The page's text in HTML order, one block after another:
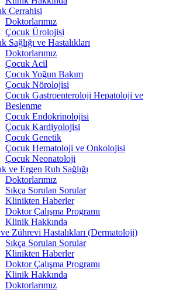
Cerrahisi
Doktorlarımız
Çocuk Ürolojisi
Sağlığı ve Hastalıkları
Doktorlarımız
Çocuk Acil
Çocuk Yoğun Bakım
Çocuk Nörolojisi
Çocuk Gastroenteroloji Hepatoloji ve
Beslenme
Çocuk Endokrinolojisi
Çocuk Kardiyolojisi
Çocuk Genetik
Çocuk Hematoloji ve Onkolojisi
Çocuk Neonatoloji
ve Ergen Ruh Sağlığı
Doktorlarımız
Sıkça Sorulan Sorular
Klinikten Haberler
Doktor Çalışma Programı
Klinik Hakkında
Zührevi Hastalıkları (Dermatoloji)
Sıkça Sorulan Sorular
Klinikten Haberler
Doktor Çalışma Programı
Klinik Hakkında
Doktorlarımız